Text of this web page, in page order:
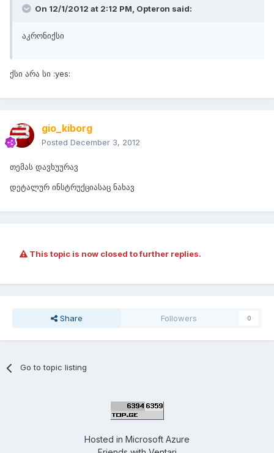
On 12/1/2012 at 2:12 PM, Opteron said:
აკრონიქსი
ქსი არა სი :yes:
gio_kiborg
Posted December 3, 2012
თემას დავხუურავ
დეტალურ ინსტრუქციასაც ნახავ
This topic is now closed to further replies.
Share Followers 0
Go to topic listing
Hosted in Microsoft Azure